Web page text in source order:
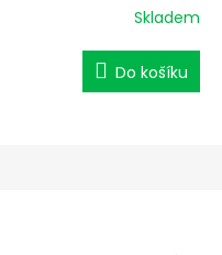
Skladem
Do košíku